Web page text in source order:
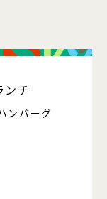
ンチ
ンバーグ